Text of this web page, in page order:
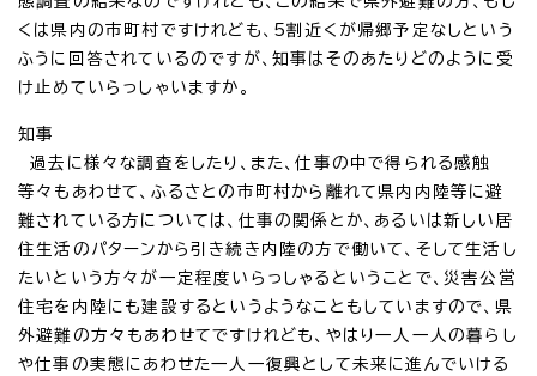
くは県内の市町村ですけれども、5割近くが帰郷予定なしという
ふうに回答されているのですが、知事はそのあたりどのように受
け止めていらっしゃいますか。
知事
過去に様々な調査をしたり、また、仕事の中で得られる感触
等々もあわせて、ふるさとの市町村から離れて県内内陸等に避
難されている方については、仕事の関係とか、あるいは新しい居
住生活のパターンから引き続き内陸の方で働いて、そして生活し
たいという方々が一定程度いらっしゃるということで、災害公営
住宅を内陸にも建設するというようなこともしていますので、県
外避難の方々もあわせてですけれども、やはり一人一人の暮らし
や仕事の実態にあわせた一人一復興として未来に進んでいける